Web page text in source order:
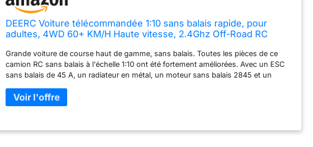
DEERC Voiture télécommandée 1:10 sans balais rapide, pour
adultes, 4WD 60+ KM/H Haute vitesse, 2.4Ghz Off-Road RC
Grande voiture de course haut de gamme, sans balais. Toutes les pièces de ce
camion RC sans balais à l'échelle 1:10 ont été fortement améliorées. Avec un ESC
sans balais de 45 A, un radiateur en métal, un moteur sans balais 2845 et un
incroyables. La vitesse de 60+ km/h et une forte puissance vous donnent le
meilleur contrôle sur tout type de terrain. Moteur brushless tout terrain dans le
de course. Avec un servo de 2,2 kg à couple élevé et une direction proportionnelle